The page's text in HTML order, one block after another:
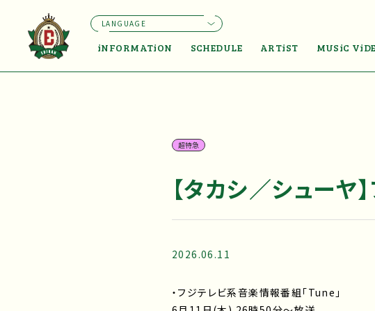
iNFORMATiON SCHEDULE ARTiST MUSiC
LANGUAGE
超特急
【タカシ／シューヤ
2026.06.11
・フジテレビ系音楽情報番組「Tune」